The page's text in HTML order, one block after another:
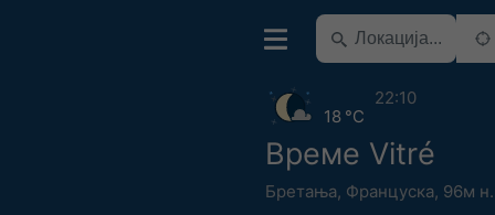
Време Vitré
Бретања, Француска, 96м
18 °C
22:10